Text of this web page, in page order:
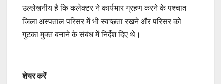
उल्लेखनीय है कि कलेक्टर ने कार्यभार ग्रहण करने के पश्चात
जिला अस्पताल परिसर में भी स्वच्छता रखने और परिसर को
गुटका मुक्त बनाने के संबंध में निर्देश दिए थे।
शेयर करें